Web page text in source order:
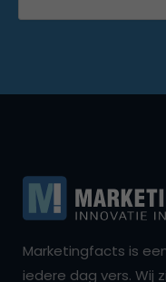
Marketingfacts is
iedere dag vers. Wij